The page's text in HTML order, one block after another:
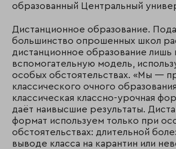
образованный Центральный
Дистанционное образование.
большинство опрошенных школ
дистанционное образование лишь
вспомогательную модель,
особых обстоятельствах. «Мы —
классического очного
классическая классно-урочная
даёт наивысшие результаты.
формат используем только при
обстоятельствах: длительной
выводе класса на карантин или